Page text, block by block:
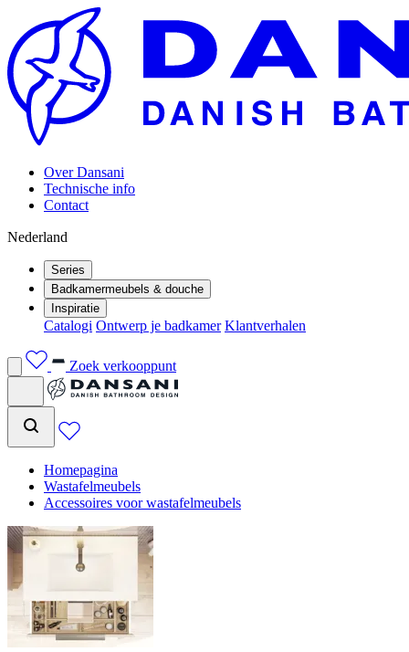
Over Dansani
Technische info
Contact
Nederland
Series
Badkamermeubels & douche
Inspiratie
Catalogi Ontwerp je badkamer Klantverhalen
Zoek verkooppunt
Homepagina
Wastafelmeubels
Accessoires voor wastafelmeubels